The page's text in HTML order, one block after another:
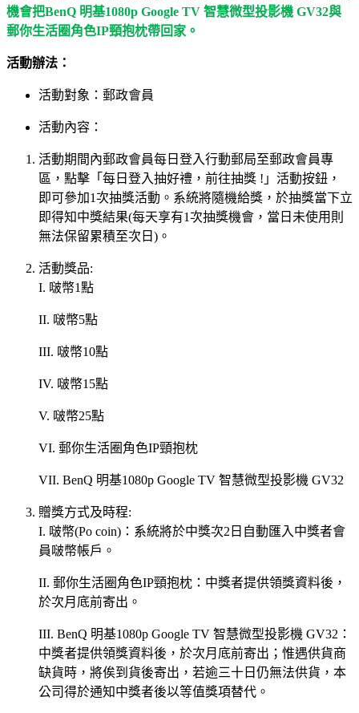
機會把BenQ 明基1080p Google TV 智慧微型投影機 GV32與
郵你生活圈角色IP頸抱枕帶回家。
活動辦法：
活動對象：郵政會員
活動內容：
活動期間內郵政會員每日登入行動郵局至郵政會員專
區，點擊「每日登入抽好禮，前往抽獎 !」活動按鈕，
即可參加1次抽獎活動。系統將隨機給獎，於抽獎當下立
即得知中獎結果(每天享有1次抽獎機會，當日未使用則
無法保留累積至次日)。
活動獎品:
I. 啵幣1點
II. 啵幣5點
III. 啵幣10點
IV. 啵幣15點
V. 啵幣25點
VI. 郵你生活圈角色IP頸抱枕
VII. BenQ 明基1080p Google TV 智慧微型投影機 GV32
贈獎方式及時程:
I. 啵幣(Po coin)：系統將於中獎次2日自動匯入中獎者會
員啵幣帳戶。
II. 郵你生活圈角色IP頸抱枕：中獎者提供領獎資料後，
於次月底前寄出。
III. BenQ 明基1080p Google TV 智慧微型投影機 GV32：
中獎者提供領獎資料後，於次月底前寄出；惟遇供貨商
缺貨時，將俟到貨後寄出，若逾三十日仍無法供貨，本
公司得於通知中獎者後以等值獎項替代。